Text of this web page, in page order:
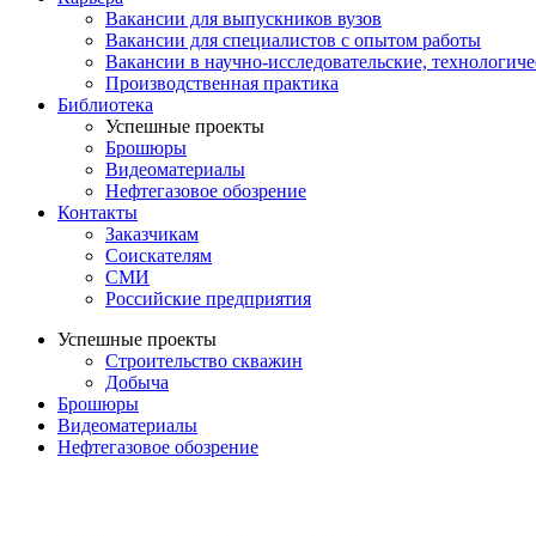
Вакансии для выпускников вузов
Вакансии для специалистов с опытом работы
Вакансии в научно-исследовательские,
Производственная практика
Библиотека
Успешные проекты
Брошюры
Видеоматериалы
Нефтегазовое обозрение
Контакты
Заказчикам
Соискателям
СМИ
Российские предприятия
Успешные проекты
Строительство скважин
Добыча
Брошюры
Видеоматериалы
Нефтегазовое обозрение